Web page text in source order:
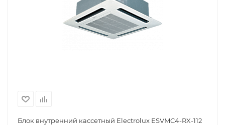
Блок внутренний кассетный Electrolux ESVMC4-RX-112